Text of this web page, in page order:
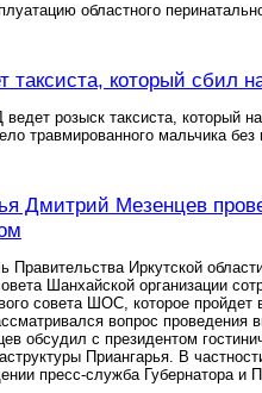
областного
который сбил
розыск таксиста, который
травмированного мальчика
Дмитрий Мезенцев
Правительства Иркутской
Шанхайской организации
совета ШОС, которое
вопрос проведения
обсудил с президентом
Приангарья. В
пресс-служба Губернатора и